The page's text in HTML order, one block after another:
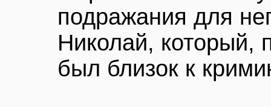
подражания для
Николай, который,
был близок к